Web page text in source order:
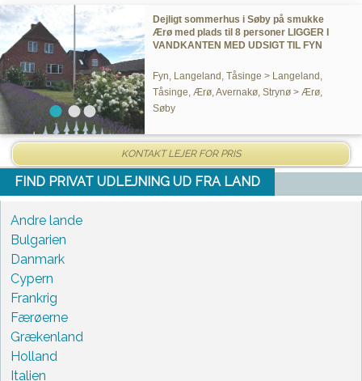
Dejligt sommerhus i Søby på smukke
Ærø med plads til 8 personer LIGGER I
VANDKANTEN MED UDSIGT TIL FYN
Fyn, Langeland, Tåsinge > Langeland,
Tåsinge, Ærø, Avernakø, Strynø > Ærø,
Søby
KONTAKT LEJER FOR PRIS
FIND PRIVAT UDLEJNING UD FRA LAND
Andre lande
Bulgarien
Danmark
Cypern
Frankrig
Færøerne
Grækenland
Holland
Italien